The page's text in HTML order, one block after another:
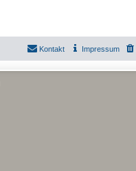
Impressum
Kontakt